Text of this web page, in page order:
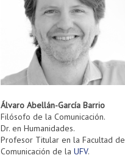
Álvaro Abellán-García Barrio
Filósofo de la Comunicación.
Dr. en Humanidades.
Profesor Titular en la Facultad de
Comunicación de la UFV.